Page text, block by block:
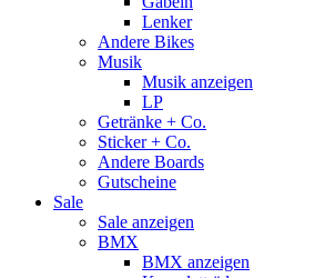
Lenker
Andere Bikes
Musik
Musik anzeigen
LP
Getränke + Co.
Sticker + Co.
Andere Boards
Gutscheine
Sale
Sale anzeigen
BMX
BMX anzeigen